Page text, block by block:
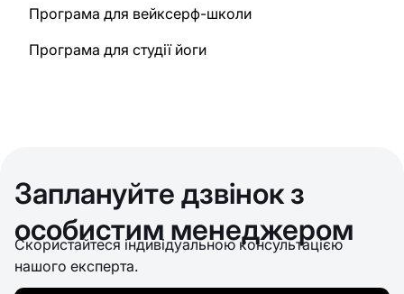
Програма для вейксерф-школи
Програма для студії йоги
Заплануйте дзвінок з
особистим менеджером
Скористайтеся індивідуальною консультацією
нашого експерта.